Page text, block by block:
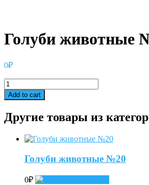
Голуби животные
0₽
Голуби
животные
№28
Add to cart
Другие товары из
Голуби животные №20
0₽